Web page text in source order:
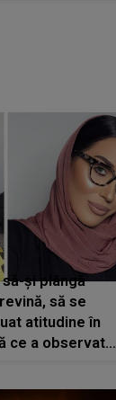
și plângă
să se
atitudine în
ce a observat